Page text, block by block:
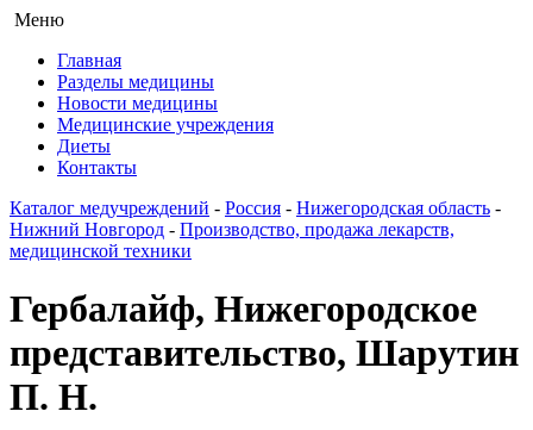
Меню
Главная
Разделы медицины
Новости медицины
Медицинские учреждения
Диеты
Контакты
Каталог медучреждений - Россия - Нижегородская область -
Нижний Новгород - Производство, продажа лекарств,
медицинской техники
Гербалайф, Нижегородское
представительство, Шарутин
П. Н.